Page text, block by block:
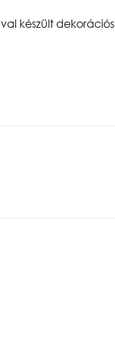
készült dekorációs